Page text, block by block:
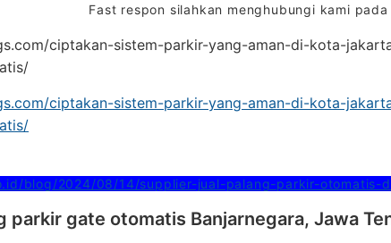
Fast respon silahkan menghubungi kami pada
ciptakan-sistem-parkir-yang-aman-di-kota-
ciptakan-sistem-parkir-yang-aman-di-kota-
blog/2024/08/14/supplier-jual-palang-parkir-otomatis-
parkir gate otomatis Banjarnegara, Jawa